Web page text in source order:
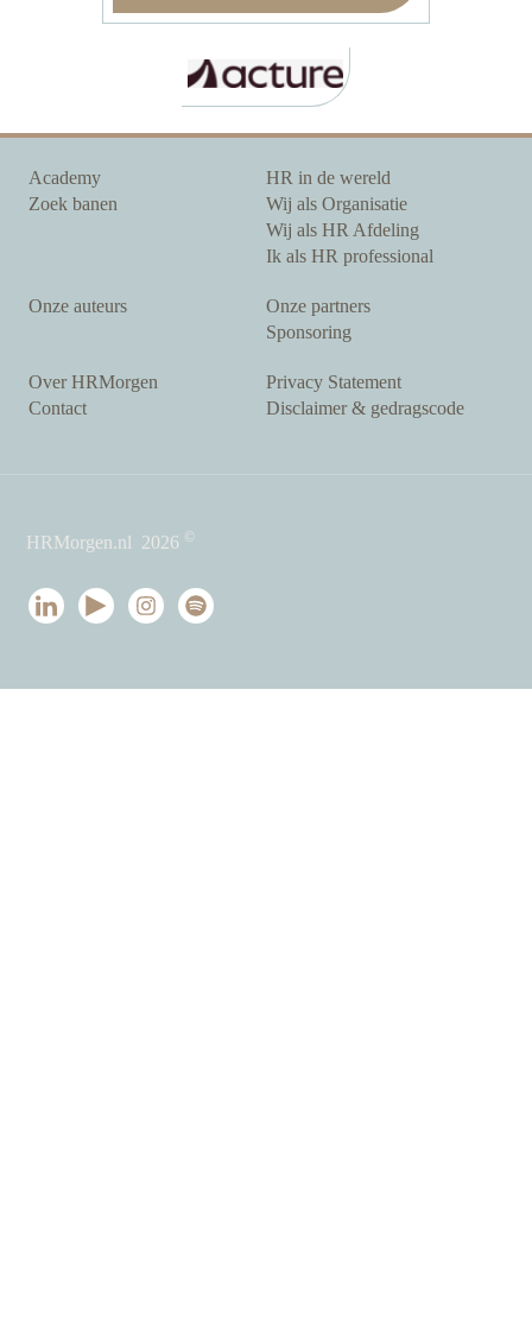
Academy
Zoek banen
HR in de wereld
Wij als Organisatie
Wij als HR Afdeling
Ik als HR professional
Onze auteurs
Onze partners
Sponsoring
Over HRMorgen
Contact
Privacy Statement
Disclaimer & gedragscode
HRMorgen.nl 2026 ©